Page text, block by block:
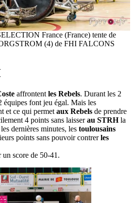
France (France) tente de
(4) de FHI FALCONS
affrontent les Rebels. Durant les 2
équipes font jeu égal. Mais les
et ce qui permet aux Rebels de prendre
4 points sans laisserau STRHla
dernières minutes, les toulousains
points sans pouvoir contrerles
un score de 50-41.